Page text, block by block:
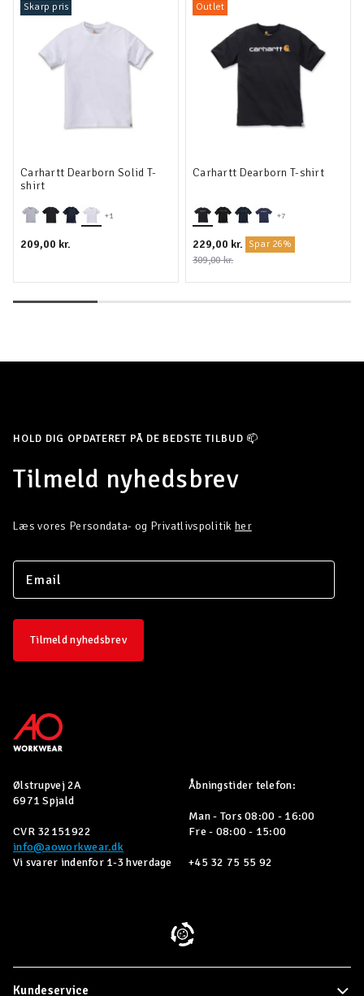
Skarp pris
+1
Carhartt Dearborn Solid T-
shirt
209,00 kr.
Outlet
+7
Carhartt Dearborn T-shirt
229,00 kr. Spar 26%
309,00 kr.
HOLD DIG OPDATERET PÅ DE BEDSTE TILBUD 📫
Tilmeld nyhedsbrev
Læs vores Persondata- og Privatlivspolitik her
Tilmeld nyhedsbrev
Ølstrupvej 2A
6971 Spjald
CVR 32151922
info@aoworkwear.dk
Vi svarer indenfor 1-3 hverdage
Åbningstider telefon:
Man - Tors 08:00 - 16:00
Fre - 08:00 - 15:00
+45 32 75 55 92
Kundeservice